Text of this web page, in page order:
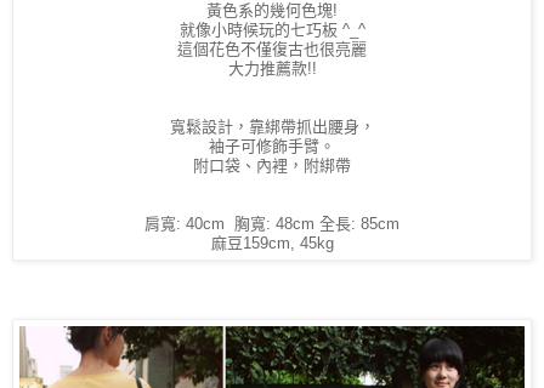
黃色系的幾何色塊!
就像小時候玩的七巧板 ^_^
這個花色不僅復古也很亮麗
大力推薦款!!
寬鬆設計，靠綁帶抓出腰身，
袖子可修飾手臂。
附口袋、內裡，附綁帶
肩寬: 40cm 胸寬: 48cm 全長: 85cm
麻豆159cm, 45kg